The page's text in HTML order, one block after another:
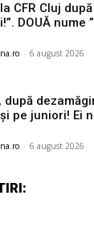
CFR Cluj
DOUĂ
- 6 august 2026
pe juniori! Ei
- 6 august 2026